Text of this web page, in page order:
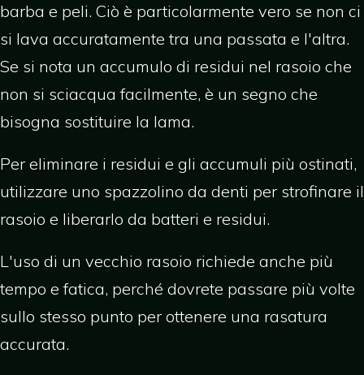
barba e peli. Ciò è particolarmente vero se non ci
si lava accuratamente tra una passata e l'altra.
Se si nota un accumulo di residui nel rasoio che
non si sciacqua facilmente, è un segno che
bisogna sostituire la lama.
Per eliminare i residui e gli accumuli più ostinati,
utilizzare uno spazzolino da denti per strofinare il
rasoio e liberarlo da batteri e residui.
L'uso di un vecchio rasoio richiede anche più
tempo e fatica, perché dovrete passare più volte
sullo stesso punto per ottenere una rasatura
accurata.